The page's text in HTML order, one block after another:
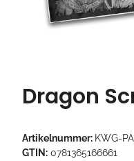
Dragon
Artikelnummer: KWG-
GTIN: 0781365166661